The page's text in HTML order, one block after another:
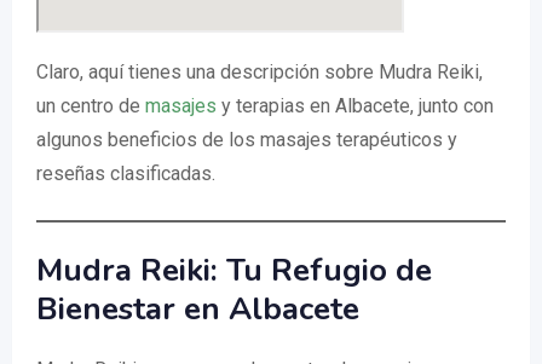
Claro, aquí tienes una descripción sobre Mudra Reiki,
un centro de masajes y terapias en Albacete, junto con
algunos beneficios de los masajes terapéuticos y
reseñas clasificadas.
Mudra Reiki: Tu Refugio de
Bienestar en Albacete